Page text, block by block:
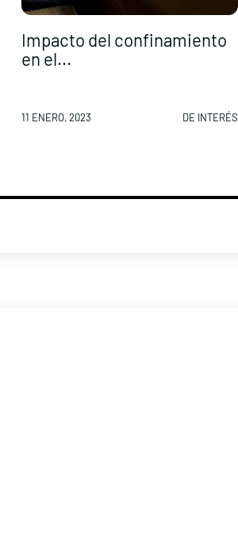
Impacto del confinamiento
en el...
11 ENERO, 2023 DE INTERÉS